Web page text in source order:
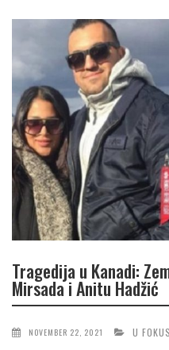
Tragedija u Kanadi:
Mirsada i Anitu Hadžić
NOVEMBER 22, 2021 U